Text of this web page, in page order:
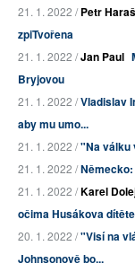
21. 1. 2022 /Petr
zpiTvořena
21. 1. 2022 /Jan Paul
Bryjovou
21. 1. 2022 /Vladislav
aby mu umo...
21. 1. 2022 /"Na válku
21. 1. 2022 /
21. 1. 2022 /Karel
očima Husákova dítěte
20. 1. 2022 /"Visí na
Johnsonově bo...